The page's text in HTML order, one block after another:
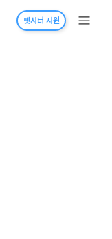
펫시터 지원